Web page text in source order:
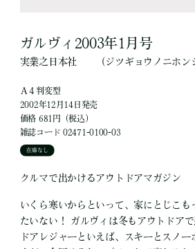
ガルヴィ2003年1月号
実業之日本社 （ジツギョウノニホン
Ａ４判変型
2002年12月14日発売
価格 681円（税込）
雑誌コード 02471-0100-03
在庫なし
クルマで出かけるアウトドアマガジン
いくら寒いからといって、家にとじこも
たいない！ ガルヴィは冬もアウトドア
ドアレジャーといえば、スキーとスノ